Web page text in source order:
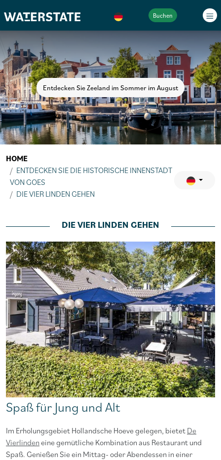
Buchen
Entdecken Sie Zeeland im Sommer im August
HOME
ENTDECKEN SIE DIE HISTORISCHE INNENSTADT
VON GOES
DIE VIER LINDEN GEHEN
DIE VIER LINDEN GEHEN
Spaß für Jung und Alt
Im Erholungsgebiet Hollandsche Hoeve gelegen, bietet De
Vierlinden eine gemütliche Kombination aus Restaurant und
Spaß. Genießen Sie ein Mittag- oder Abendessen in einer